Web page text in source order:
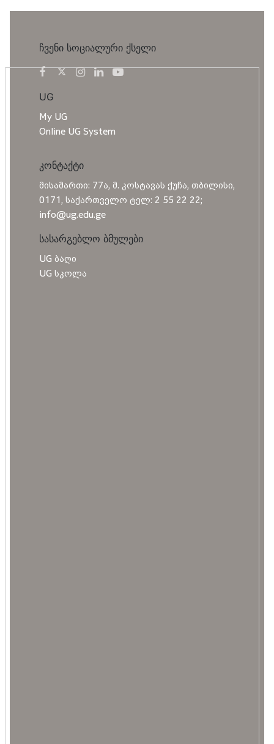
ჩვენი სოციალური ქსელი
UG
My UG
Online UG System
კონტაქტი
მისამართი: 77ა, მ. კოსტავას ქუჩა, თბილისი,
0171, საქართველო ტელ: 2 55 22 22;
info@ug.edu.ge
სასარგებლო ბმულები
UG ბაღი
UG სკოლა